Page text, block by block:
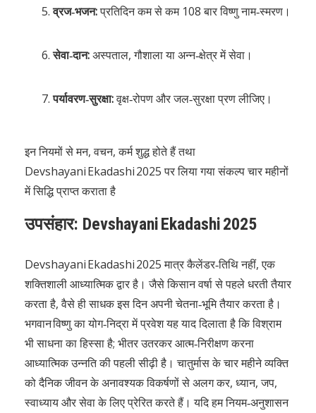
व्रज‑भजन:प्रतिदिन कम से कम 108 बार विष्णु नाम‑स्मरण।
सेवा‑दान:अस्पताल, गौशाला या अन्न‑क्षेत्र में सेवा।
पर्यावरण‑सुरक्षा:वृक्ष‑रोपण और जल‑सुरक्षा प्रण लीजिए।
इन नियमों से मन, वचन, कर्म शुद्ध होते हैं तथा
Devshayani Ekadashi 2025 पर लिया गया संकल्प चार महीनों
में सिद्धि प्राप्त कराता है
उपसंहार: Devshayani Ekadashi 2025
Devshayani Ekadashi 2025 मात्र कैलेंडर‑तिथि नहीं, एक
शक्तिशाली आध्यात्मिक द्वार है। जैसे किसान वर्षा से पहले धरती तैयार
करता है, वैसे ही साधक इस दिन अपनी चेतना‑भूमि तैयार करता है।
भगवान विष्णु का योग‑निद्रा में प्रवेश यह याद दिलाता है कि विश्राम
भी साधना का हिस्सा है; भीतर उतरकर आत्म‑निरीक्षण करना
आध्यात्मिक उन्नति की पहली सीढ़ी है। चातुर्मास के चार महीने व्यक्ति
को दैनिक जीवन के अनावश्यक विकर्षणों से अलग कर, ध्यान, जप,
स्वाध्याय और सेवा के लिए प्रेरित करते हैं। यदि हम नियम‑अनुशासन